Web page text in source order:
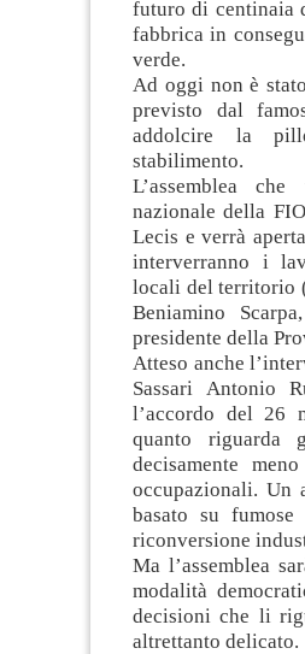
futuro di centinaia
fabbrica in
verde.
Ad oggi non è
previsto dal
addolcire la
stabilimento.
L’assemblea
nazionale della
Lecis e verrà
interverranno i
locali del territorio
Beniamino
presidente della
Atteso anche
Sassari Antonio
l’accordo del 26
quanto riguarda
decisamente
occupazionali. Un
basato su
riconversione
Ma l’assemblea
modalità
decisioni che li
altrettanto delicato.